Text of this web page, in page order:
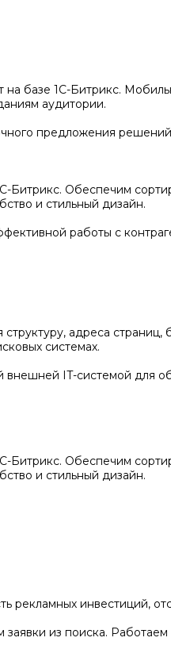
базе 1С-Битрикс.
аудитории.
предложения
Битрикс. Обеспечим
и стильный дизайн.
работы с
адреса
системах.
внешней IT-системой для
Битрикс. Обеспечим
и стильный дизайн.
рекламных инвестиций,
из поиска.